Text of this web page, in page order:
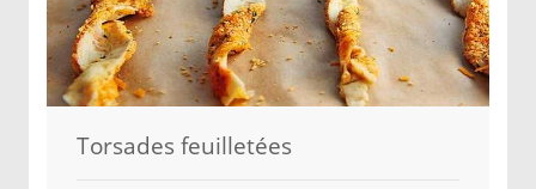
Torsades feuilletées